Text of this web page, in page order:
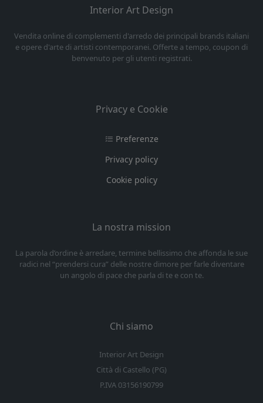
Interior Art Design
Vendita online di complementi d'arredo dei principali brands italiani
e opere d'arte di artisti contemporanei. Offerte a tempo, coupon di
benvenuto per gli utenti registrati.
Privacy e Cookie
Preferenze
Privacy policy
Cookie policy
La nostra mission
La parola d’ordine è arredare, termine bellissimo che affonda le sue
radici nel “prendersi cura” delle nostre dimore per farle diventare
un angolo di pace che parla di te e con te.
Chi siamo
Interior Art Design
Città di Castello (PG)
P.IVA 03156190799